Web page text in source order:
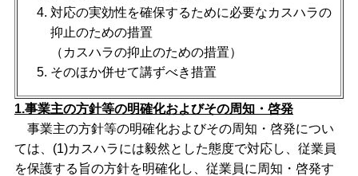
対応の実効性を確保するために必要なカスハラの
抑止のための措置
（カスハラの抑止のための措置）
そのほか併せて講ずべき措置
1.事業主の方針等の明確化およびその周知・啓発
事業主の方針等の明確化およびその周知・啓発につい
ては、(1)カスハラには毅然とした態度で対応し、従業員
を保護する旨の方針を明確化し、従業員に周知・啓発す